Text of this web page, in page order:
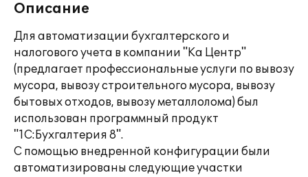
Описание
Для автоматизации бухгалтерского и
налогового учета в компании "Ка Центр"
(предлагает профессиональные услуги по вывозу
мусора, вывозу строительного мусора, вывозу
бытовых отходов, вывозу металлолома) был
использован программный продукт
"1С:Бухгалтерия 8".
С помощью внедренной конфигурации были
автоматизированы следующие участки